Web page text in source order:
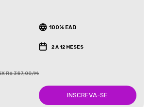
100% EAD
2 A 12 MESES
R$ 387,00/Mês
INSCREVA-SE